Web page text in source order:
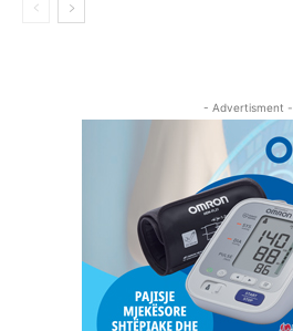
- Advertisment -